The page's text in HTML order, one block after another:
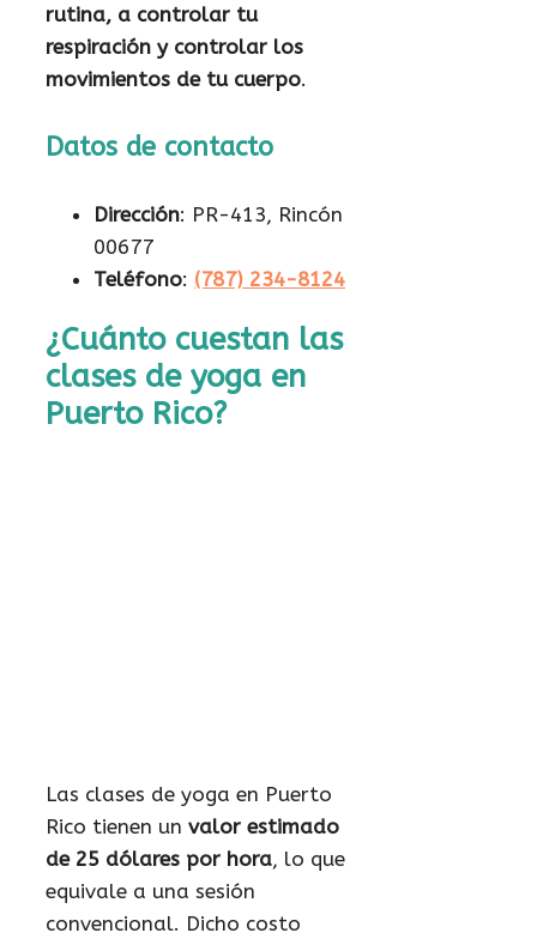
rutina, a controlar tu
respiración y controlar los
movimientos de tu cuerpo.
Datos de contacto
Dirección: PR-413, Rincón
00677
Teléfono: (787) 234-8124
¿Cuánto cuestan las
clases de yoga en
Puerto Rico?
Las clases de yoga en Puerto
Rico tienen un valor estimado
de 25 dólares por hora, lo que
equivale a una sesión
convencional. Dicho costo